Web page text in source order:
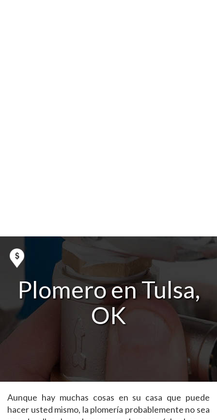
Plomero en Tulsa,
OK
Aunque hay muchas cosas en su casa que puede
hacer usted mismo, la plomería probablemente no sea